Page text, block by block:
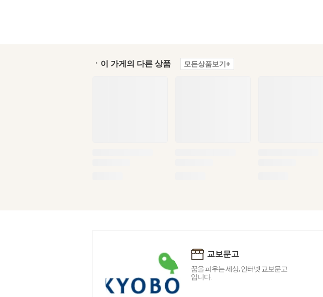
ㆍ이 가게의 다른 상품 모든상품보기+
교보문고
꿈을 피우는 세상, 인터넷 교보문고
입니다.